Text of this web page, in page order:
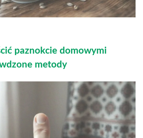
paznokcie domowymi
metody